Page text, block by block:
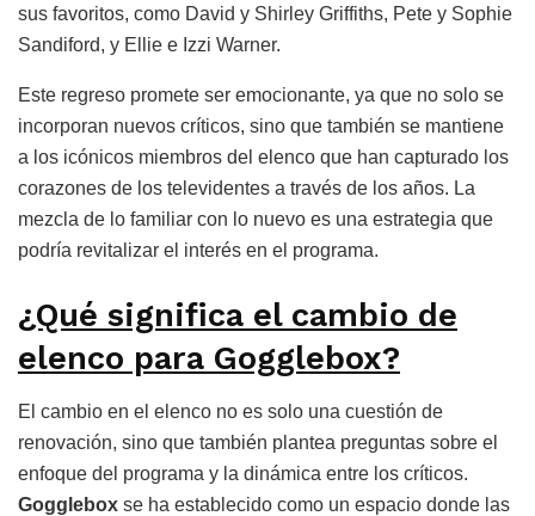
sus favoritos, como David y Shirley Griffiths, Pete y Sophie
Sandiford, y Ellie e Izzi Warner.
Este regreso promete ser emocionante, ya que no solo se
incorporan nuevos críticos, sino que también se mantiene
a los icónicos miembros del elenco que han capturado los
corazones de los televidentes a través de los años. La
mezcla de lo familiar con lo nuevo es una estrategia que
podría revitalizar el interés en el programa.
¿Qué significa el cambio de
elenco para Gogglebox?
El cambio en el elenco no es solo una cuestión de
renovación, sino que también plantea preguntas sobre el
enfoque del programa y la dinámica entre los críticos.
Gogglebox se ha establecido como un espacio donde las